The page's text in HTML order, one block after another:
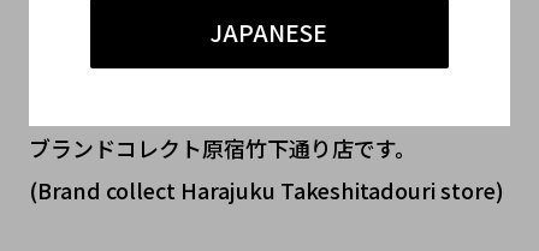
JAPANESE
(Hello!!)
ブランドコレクト原宿竹下通り店です。
(Brand collect Harajuku Takeshitadouri store)